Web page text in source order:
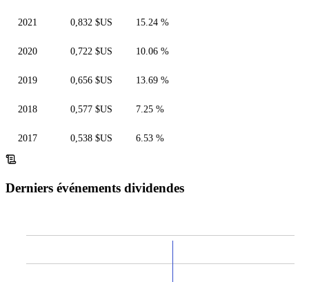
2021 0,832 $US 15.24 %
2020 0,722 $US 10.06 %
2019 0,656 $US 13.69 %
2018 0,577 $US 7.25 %
2017 0,538 $US 6.53 %
Derniers événements dividendes